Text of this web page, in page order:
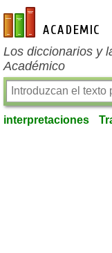
es-academic.com
Los diccionarios y
Académico
interpretaciones